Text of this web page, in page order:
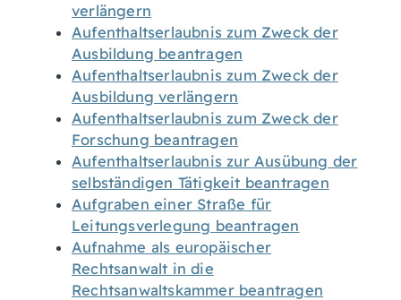
verlängern
Aufenthaltserlaubnis zum Zweck der
Ausbildung beantragen
Aufenthaltserlaubnis zum Zweck der
Ausbildung verlängern
Aufenthaltserlaubnis zum Zweck der
Forschung beantragen
Aufenthaltserlaubnis zur Ausübung der
selbständigen Tätigkeit beantragen
Aufgraben einer Straße für
Leitungsverlegung beantragen
Aufnahme als europäischer
Rechtsanwalt in die
Rechtsanwaltskammer beantragen